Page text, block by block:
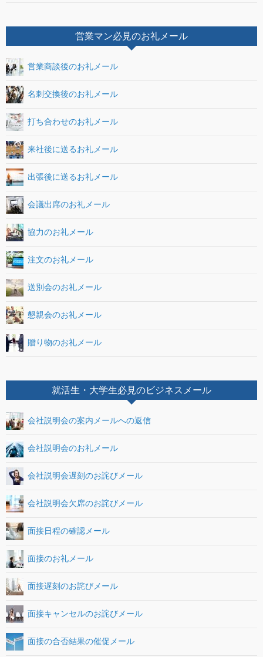
営業マン必見のお礼メール
営業商談後のお礼メール
名刺交換後のお礼メール
打ち合わせのお礼メール
来社後に送るお礼メール
出張後に送るお礼メール
会議出席のお礼メール
協力のお礼メール
注文のお礼メール
送別会のお礼メール
懇親会のお礼メール
贈り物のお礼メール
就活生・大学生必見のビジネスメール
会社説明会の案内メールへの返信
会社説明会のお礼メール
会社説明会遅刻のお詫びメール
会社説明会欠席のお詫びメール
面接日程の確認メール
面接のお礼メール
面接遅刻のお詫びメール
面接キャンセルのお詫びメール
面接の合否結果の催促メール